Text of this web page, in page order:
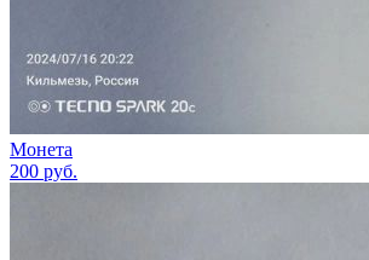
Монета
200 руб.